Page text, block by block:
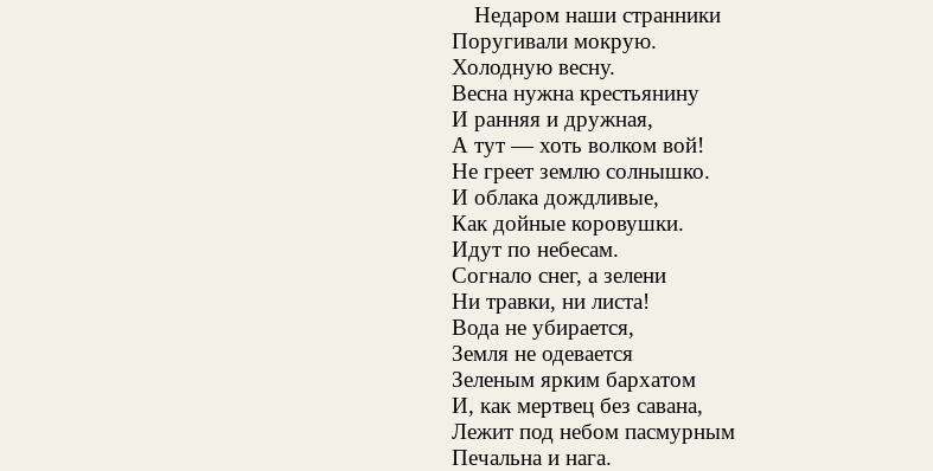
Недаром наши странники
Поругивали мокрую.
Холодную весну.
Весна нужна крестьянину
И ранняя и дружная,
А тут — хоть волком вой!
Не греет землю солнышко.
И облака дождливые,
Как дойные коровушки.
Идут по небесам.
Согнало снег, а зелени
Ни травки, ни листа!
Вода не убирается,
Земля не одевается
Зеленым ярким бархатом
И, как мертвец без савана,
Лежит под небом пасмурным
Печальна и нага.